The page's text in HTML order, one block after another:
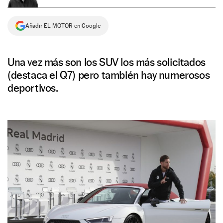
Añadir EL MOTOR en Google
Una vez más son los SUV los más solicitados
(destaca el Q7) pero también hay numerosos
deportivos.